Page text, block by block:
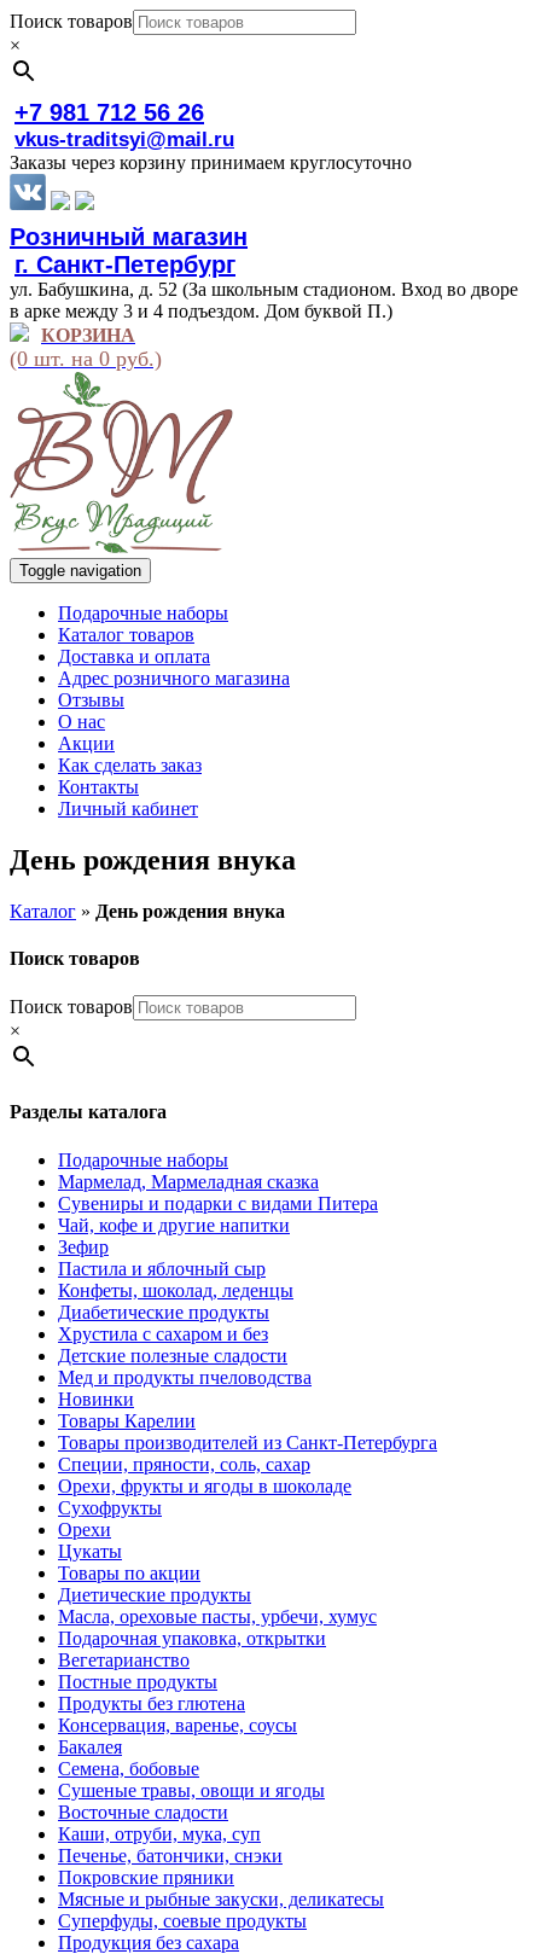
Поиск товаров
×
+7 981 712 56 26
vkus-traditsyi@mail.ru
Заказы через корзину принимаем круглосуточно
Розничный магазин
г. Санкт-Петербург
ул. Бабушкина, д. 52 (За школьным стадионом. Вход во дворе
в арке между 3 и 4 подъездом. Дом буквой П.)
КОРЗИНА
(0 шт. на 0 руб.)
Toggle navigation
Подарочные наборы
Каталог товаров
Доставка и оплата
Адрес розничного магазина
Отзывы
О нас
Акции
Как сделать заказ
Контакты
Личный кабинет
День рождения внука
Каталог » День рождения внука
Поиск товаров
Поиск товаров
×
Разделы каталога
Подарочные наборы
Мармелад, Мармеладная сказка
Сувениры и подарки с видами Питера
Чай, кофе и другие напитки
Зефир
Пастила и яблочный сыр
Конфеты, шоколад, леденцы
Диабетические продукты
Хрустила с сахаром и без
Детские полезные сладости
Мед и продукты пчеловодства
Новинки
Товары Карелии
Товары производителей из Санкт-Петербурга
Специи, пряности, соль, сахар
Орехи, фрукты и ягоды в шоколаде
Сухофрукты
Орехи
Цукаты
Товары по акции
Диетические продукты
Масла, ореховые пасты, урбечи, хумус
Подарочная упаковка, открытки
Вегетарианство
Постные продукты
Продукты без глютена
Консервация, варенье, соусы
Бакалея
Семена, бобовые
Сушеные травы, овощи и ягоды
Восточные сладости
Каши, отруби, мука, суп
Печенье, батончики, снэки
Покровские пряники
Мясные и рыбные закуски, деликатесы
Суперфуды, соевые продукты
Продукция без сахара